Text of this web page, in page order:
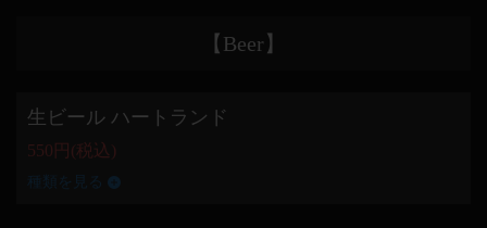
【Beer】
生ビール ハートランド
550円 (税込)
種類を見る